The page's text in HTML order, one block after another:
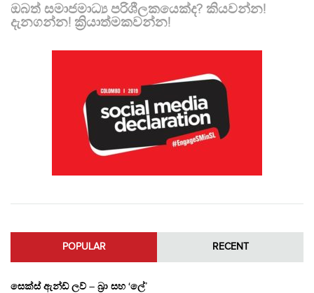
ඔබත් සමාජමාධ්‍ය පරිශීලකයෙක්ද? කියවන්න!
දැනගන්න! ක්‍රියාත්මකවන්න!
POPULAR RECENT
සෙක්ස් ඇන්ඩ් ලව් – බ්‍රා සහ ‘ලේ’